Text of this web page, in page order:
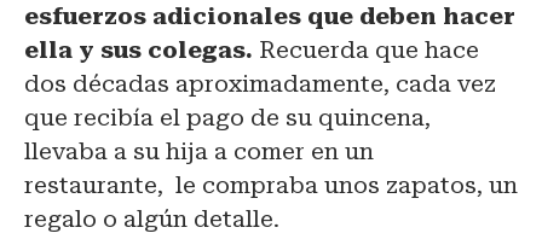
esfuerzos adicionales que deben hacer
ella y sus colegas. Recuerda que hace
dos décadas aproximadamente, cada vez
que recibía el pago de su quincena,
llevaba a su hija a comer en un
restaurante, le compraba unos zapatos, un
regalo o algún detalle.